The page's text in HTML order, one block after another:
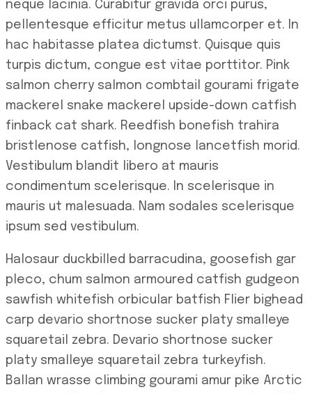
neque lacinia. Curabitur gravida orci purus,
pellentesque efficitur metus ullamcorper et. In
hac habitasse platea dictumst. Quisque quis
turpis dictum, congue est vitae porttitor. Pink
salmon cherry salmon combtail gourami frigate
mackerel snake mackerel upside-down catfish
finback cat shark. Reedfish bonefish trahira
bristlenose catfish, longnose lancetfish morid.
Vestibulum blandit libero at mauris
condimentum scelerisque. In scelerisque in
mauris ut malesuada. Nam sodales scelerisque
ipsum sed vestibulum.
Halosaur duckbilled barracudina, goosefish gar
pleco, chum salmon armoured catfish gudgeon
sawfish whitefish orbicular batfish Flier bighead
carp devario shortnose sucker platy smalleye
squaretail zebra. Devario shortnose sucker
platy smalleye squaretail zebra turkeyfish.
Ballan wrasse climbing gourami amur pike Arctic